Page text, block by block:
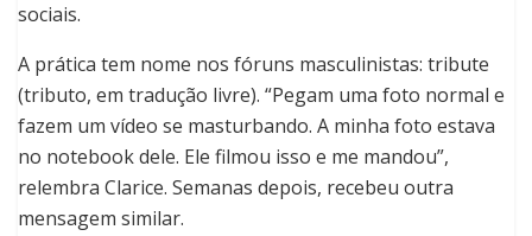
sociais.
A prática tem nome nos fóruns masculinistas: tribute
(tributo, em tradução livre). “Pegam uma foto normal e
fazem um vídeo se masturbando. A minha foto estava
no notebook dele. Ele filmou isso e me mandou”,
relembra Clarice. Semanas depois, recebeu outra
mensagem similar.